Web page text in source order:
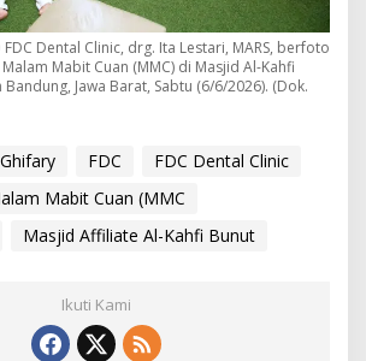
Dental Clinic, drg. Ita Lestari, MARS, berfoto
Mabit Cuan (MMC) di Masjid Al-Kahfi
Jawa Barat, Sabtu (6/6/2026). (Dok.
FDC
FDC Dental Clinic
Mabit Cuan (MMC
Masjid Affiliate Al-Kahfi Bunut
Ikuti Kami